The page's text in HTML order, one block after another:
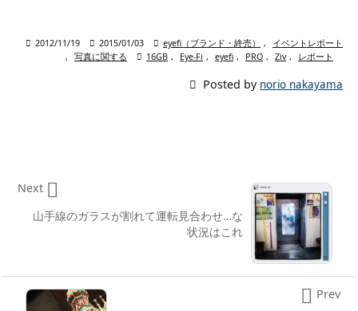
 2012/11/19  2015/01/03  eyefi（ブランド・終売） ,
イベントレポート
,
写真に関する  16GB , Eye-Fi , eyefi , PRO , Ziv , レポート
 Posted by norio nakayama
山手線のガラスが割れて運転見合わせ…な
状況はこれ

Next
 Prev